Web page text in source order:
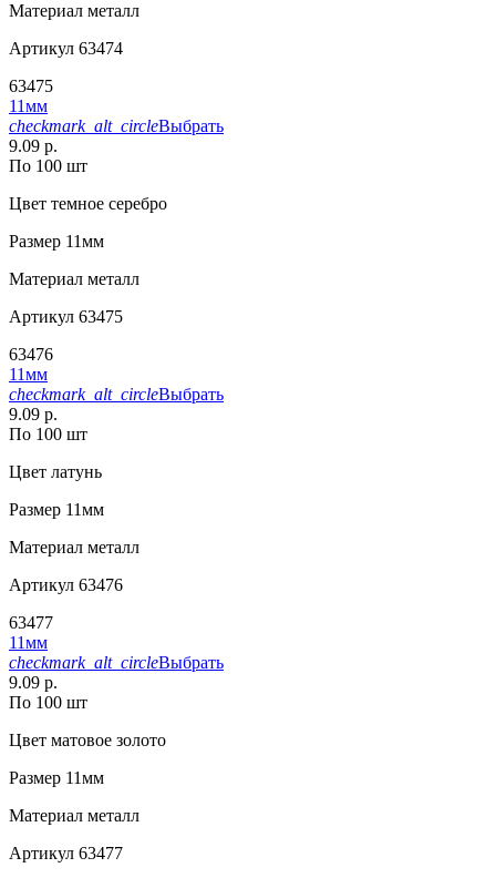
Материал металл
Артикул 63474
63475
11мм
checkmark_alt_circleВыбрать
9.09 р.
По 100 шт
Цвет темное серебро
Размер 11мм
Материал металл
Артикул 63475
63476
11мм
checkmark_alt_circleВыбрать
9.09 р.
По 100 шт
Цвет латунь
Размер 11мм
Материал металл
Артикул 63476
63477
11мм
checkmark_alt_circleВыбрать
9.09 р.
По 100 шт
Цвет матовое золото
Размер 11мм
Материал металл
Артикул 63477